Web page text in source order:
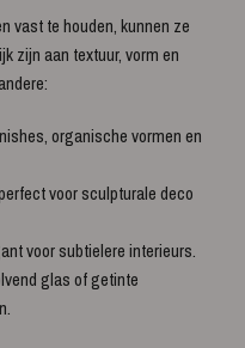
vast te houden, kunnen ze
zijn aan textuur, vorm en
organische vormen en
voor sculpturale deco
voor subtielere interieurs.
glas of getinte